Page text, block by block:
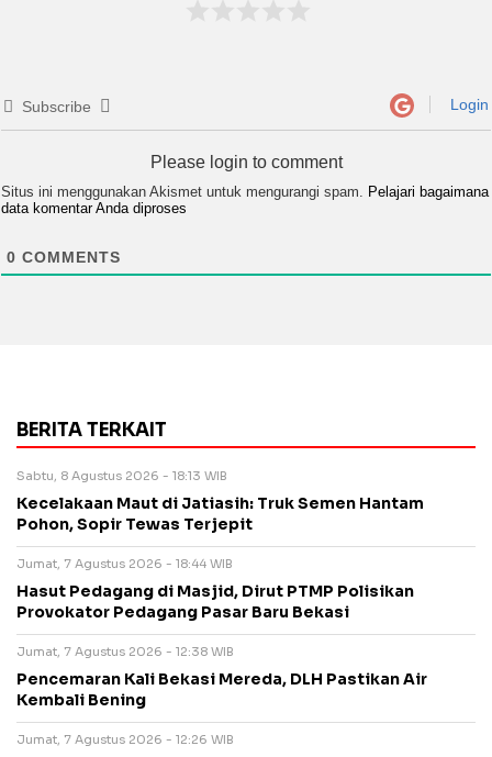
Subscribe Login
Please login to comment
Situs ini menggunakan Akismet untuk mengurangi spam. Pelajari bagaimana
data komentar Anda diproses
0 COMMENTS
BERITA TERKAIT
Sabtu, 8 Agustus 2026 - 18:13 WIB
Kecelakaan Maut di Jatiasih: Truk Semen Hantam
Pohon, Sopir Tewas Terjepit
Jumat, 7 Agustus 2026 - 18:44 WIB
Hasut Pedagang di Masjid, Dirut PTMP Polisikan
Provokator Pedagang Pasar Baru Bekasi
Jumat, 7 Agustus 2026 - 12:38 WIB
Pencemaran Kali Bekasi Mereda, DLH Pastikan Air
Kembali Bening
Jumat, 7 Agustus 2026 - 12:26 WIB